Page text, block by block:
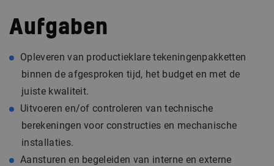
Aufgaben
Opleveren van productieklare tekeningenpakketten
binnen de afgesproken tijd, het budget en met de
juiste kwaliteit.
Uitvoeren en/of controleren van technische
berekeningen voor constructies en mechanische
installaties.
Aansturen en begeleiden van interne en externe